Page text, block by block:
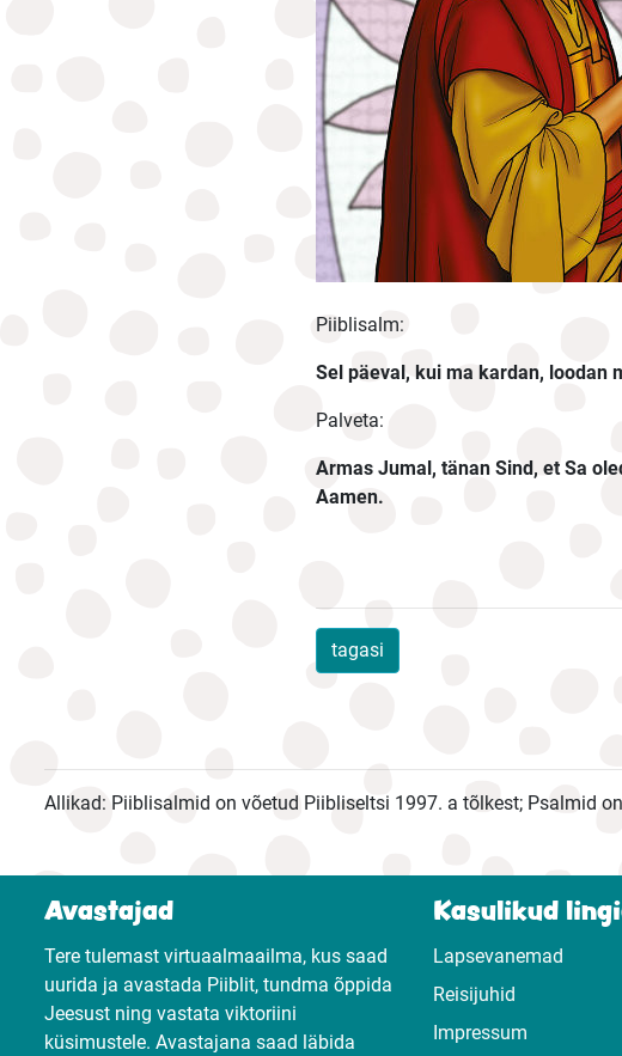
Piiblisalm:
Sel päeval, kui ma kardan, loodan
Palveta:
Armas Jumal, tänan Sind, et Sa
Aamen.
tagasi
Allikad: Piiblisalmid on võetud Piibliseltsi 1997. a tõlkest; Psalmid
Avastajad
Tere tulemast virtuaalmaailma, kus saad
uurida ja avastada Piiblit, tundma õppida
Jeesust ning vastata viktoriini
küsimustele. Avastajana saad läbida
Kasulikud
Lapsevanemad
Reisijuhid
Impressum